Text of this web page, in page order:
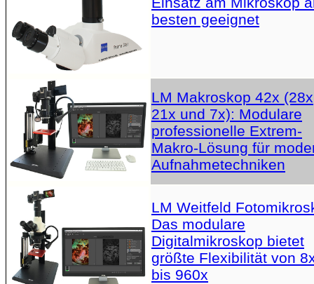
besten geeignet
LM Makroskop 42x
21x und 7x): Modulare
professionelle Extrem-
Makro-Lösung für
Aufnahmetechniken
LM Weitfeld
Das modulare
Digitalmikroskop bietet
größte Flexibilität von
bis 960x